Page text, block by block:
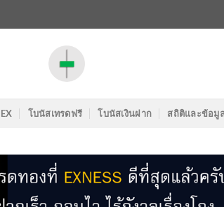
โบนัสเทรดฟรี โบนัสเงินฝาก สถิติและข้อมู